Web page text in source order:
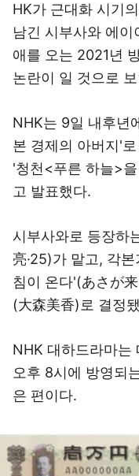
HK가 근대화 시기
남긴 시부사와 에이
애를 오는 2021년
논란이 일 것으로
NHK는 9일 내후년
본 경제의 아버지'
'청천<푸른 하늘>
고 발표했다.
시부사와로 등장하
亮·25)가 맡고, 각
침이 온다'(あさが
(大森美香)로 결정
NHK 대하드라마는
오후 8시에 방영되
은 편이다.